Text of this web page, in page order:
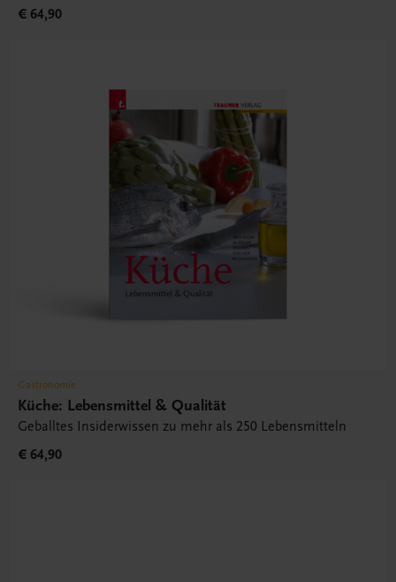
€ 64,90
Gastronomie
Küche: Lebensmittel & Qualität
Geballtes Insiderwissen zu mehr als 250 Lebensmitteln
€ 64,90